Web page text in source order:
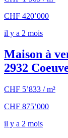
CHF 420’000
il y a 2 mois
Maison à
2932
CHF 5’833 / m²
CHF 875’000
il y a 2 mois